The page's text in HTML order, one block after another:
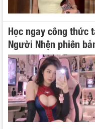
Học ngay công thức
Người Nhện phiên